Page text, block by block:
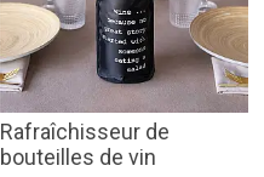
Rafraîchisseur de
bouteilles de vin